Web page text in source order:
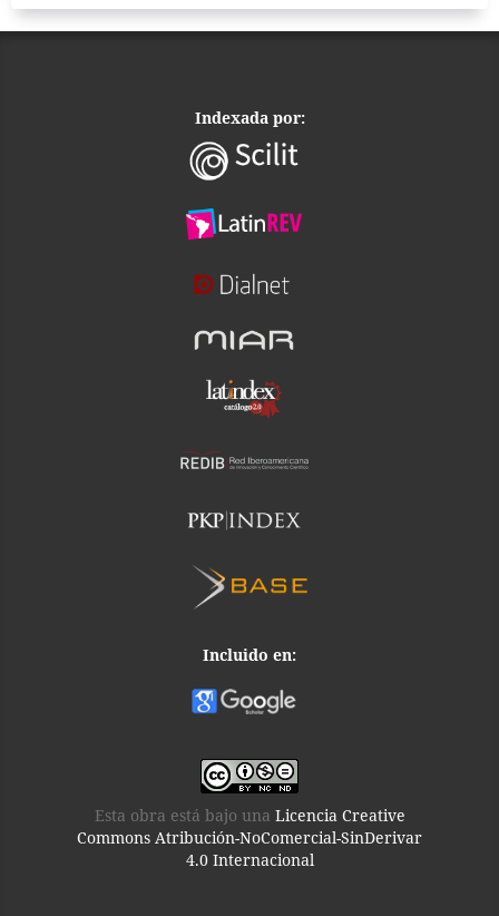
Indexada por:
Incluido en:
Esta obra está bajo una Licencia Creative
Commons Atribución-NoComercial-SinDerivar
4.0 Internacional